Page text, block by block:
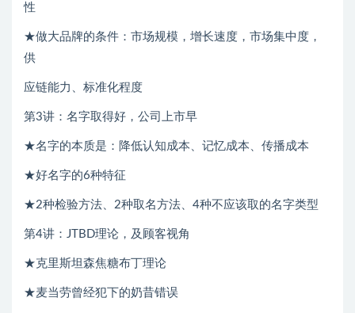
性
★做大品牌的条件：市场规模，增长速度，市场集中度，
供
应链能力、标准化程度
第3讲：名字取得好，公司上市早
★名字的本质是：降低认知成本、记忆成本、传播成本
★好名字的6种特征
★2种检验方法、2种取名方法、4种不应该取的名字类型
第4讲：JTBD理论，及顾客视角
★克里斯坦森焦糖布丁理论
★麦当劳曾经犯下的奶昔错误